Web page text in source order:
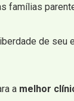
famílias
de seu
a melhor